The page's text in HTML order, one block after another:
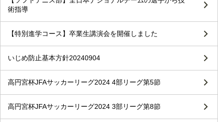
術指導
【特別進学コース】卒業生講演会を開催しました
いじめ防止基本方針20240904
高円宮杯JFAサッカーリーグ2024 4部リーグ第5節
高円宮杯JFAサッカーリーグ2024 3部リーグ第8節